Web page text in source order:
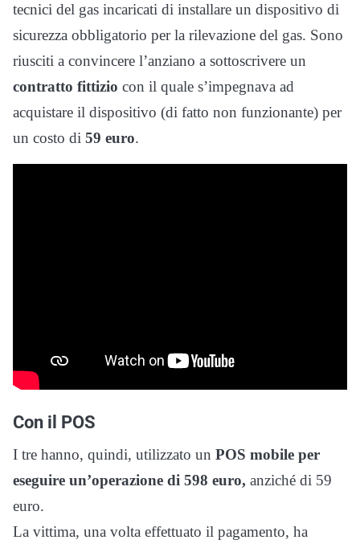
tecnici del gas incaricati di installare un dispositivo di
sicurezza obbligatorio per la rilevazione del gas. Sono
riusciti a convincere l’anziano a sottoscrivere un
contratto fittizio con il quale s’impegnava ad
acquistare il dispositivo (di fatto non funzionante) per
un costo di 59 euro.
Con il POS
I tre hanno, quindi, utilizzato un POS mobile per
eseguire un’operazione di 598 euro, anziché di 59
euro.
La vittima, una volta effettuato il pagamento, ha